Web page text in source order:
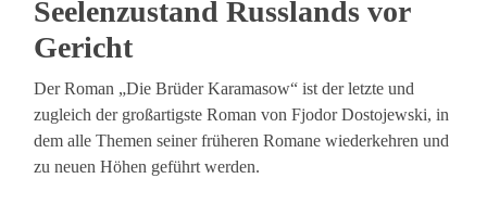
Seelenzustand Russlands vor
Gericht
Der Roman „Die Brüder Karamasow“ ist der letzte und
zugleich der großartigste Roman von Fjodor Dostojewski, in
dem alle Themen seiner früheren Romane wiederkehren und
zu neuen Höhen geführt werden.